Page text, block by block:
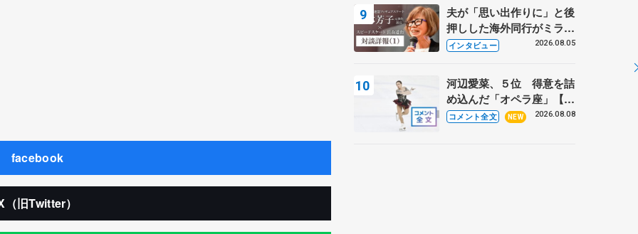
facebook
（旧Twitter）
夫が「思い出作りに」と後
押しした海外同行がミラノ
まで… 繁華街のリンクで
に 小林芳子さんが振り返
るスケート人生
インタビュー 2026.08.05
河辺愛菜、５位 得意を詰
め込んだ「オペラ座」【み
なとアクルス杯フリー】
コメント全文 NEW 2026.08.08